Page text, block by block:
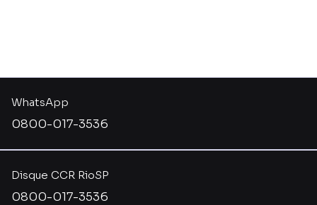
Disque CCR RioSP
0800-017-3536
WhatsApp
0800-017-3536